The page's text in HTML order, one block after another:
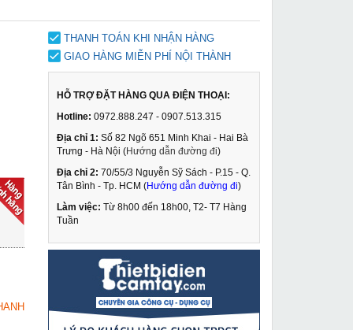
THANH TOÁN KHI NHẬN HÀNG
GIAO HÀNG MIỄN PHÍ NỘI THÀNH
HỖ TRỢ ĐẶT HÀNG QUA ĐIỆN THOẠI:
Hotline: 0972.888.247 - 0907.513.315
Địa chỉ 1: Số 82 Ngõ 651 Minh Khai - Hai Bà
Trưng - Hà Nội (Hướng dẫn đường đi)
Địa chỉ 2: 70/55/3 Nguyễn Sỹ Sách - P.15 - Q.
Tân Bình - Tp. HCM (Hướng dẫn đường đi)
Làm việc: Từ 8h00 đến 18h00, T2- T7 Hàng
Tuần
MUA NGAY
Máy hàn que Oshima
Mos 250
3,100,000 VNĐ
hòa lắp máy khoan
thường D63
579,000 VNĐ
955,000 VNĐ